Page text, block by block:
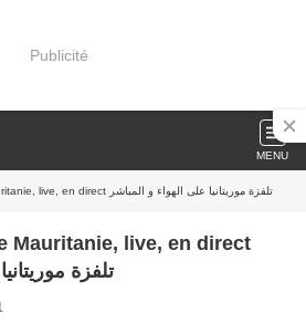
Publicité
MENU
» TVM, Télévision de Mauritanie, live, en direct تلفزة موريتانيا على الهواء و المباشر
Mauritanie, live, en direct
تلفزة